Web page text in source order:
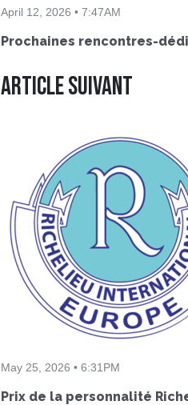
April 12, 2026 • 7:47AM
Prochaines rencontres-
Article suivant
May 25, 2026 • 6:31PM
Prix de la personnalité